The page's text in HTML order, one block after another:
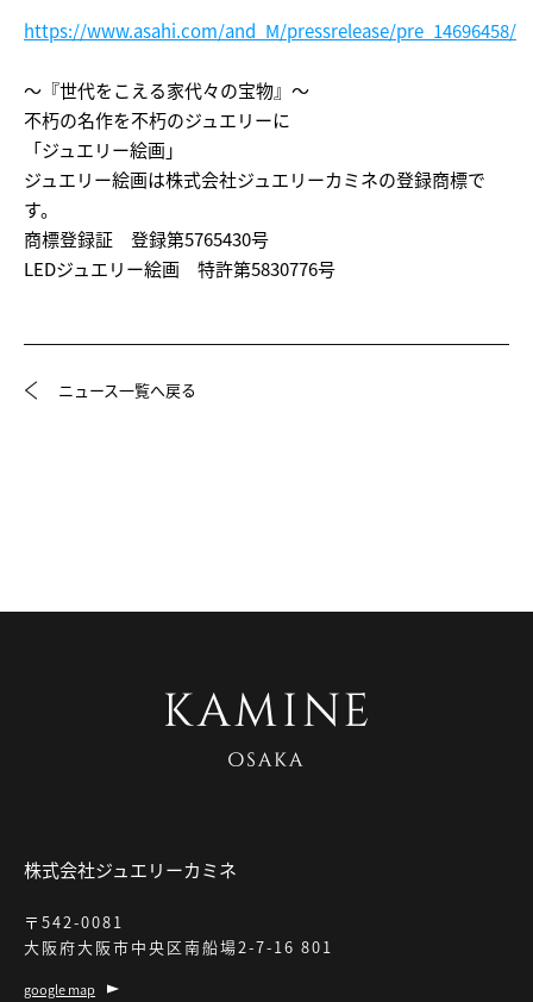
https://www.asahi.com/and_M/pressrelease/pre_14696458/
～『世代をこえる家代々の宝物』～
不朽の名作を不朽のジュエリーに
「ジュエリー絵画」
ジュエリー絵画は株式会社ジュエリーカミネの登録商標で
す。
商標登録証 登録第5765430号
LEDジュエリー絵画 特許第5830776号
ニュース一覧へ戻る
株式会社ジュエリーカミネ
〒542-0081
大阪府大阪市中央区南船場2-7-16 801
google map